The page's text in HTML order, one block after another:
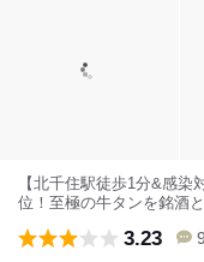
【北千住駅徒歩1分&感
位！至極の牛タンを銘酒
3.23